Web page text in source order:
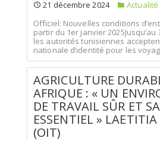
21 décembre 2024
Actualité
Officiel: Nouvelles conditions
partir du 1er janvier 2025Jusqu’au
les autorités tunisiennes
nationale d’identité pour les
AGRICULTURE
AFRIQUE : « UN
DE TRAVAIL SÛR ET
ESSENTIEL »
(OIT)